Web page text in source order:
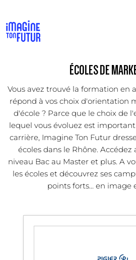
ÉCOLES DE
Vous avez trouvé la formation en
répond à vos choix d'orientation
d'école ? Parce que le choix de
lequel vous évoluez est
carrière, Imagine Ton Futur
écoles dans le Rhône.
niveau Bac au Master et plus. A
les écoles et découvrez ses
points forts... en image